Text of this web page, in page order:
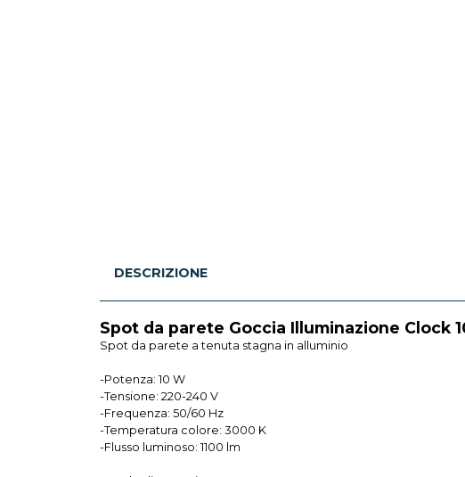
DESCRIZIONE
Spot da parete Goccia Illuminazione Clock
Spot da parete a tenuta stagna in alluminio
-Potenza: 10 W
-Tensione: 220-240 V
-Frequenza: 50/60 Hz
-Temperatura colore: 3000 K
-Flusso luminoso: 1100 lm